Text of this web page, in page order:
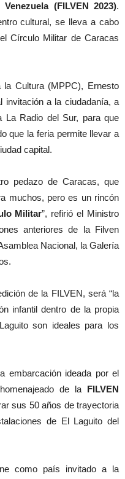
(FILVEN 2023).
cultural, se lleva a cabo
Círculo Militar de Caracas
Cultura (MPPC), Ernesto
invitación a la ciudadanía, a
La Radio del Sur, para que
que la feria permite llevar a
capital.
pedazo de Caracas, que
muchos, pero es un rincón
Militar”, refirió el Ministro
anteriores de la Filven
Nacional, la Galería
de la FILVEN, será “la
infantil dentro de la propia
son ideales para los
embarcación ideada por el
de la FILVEN
sus 50 años de trayectoria
de El Laguito del
como país invitado a la